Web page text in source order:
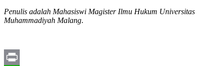
Penulis adalah Mahasiswi Magister Ilmu Hukum Universitas
Muhammadiyah Malang.